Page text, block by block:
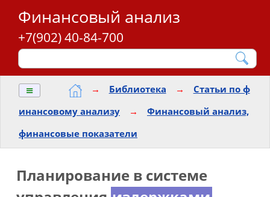
Финансовый анализ
+7(902) 40-84-700
≡ → Библиотека →
Статьи по ф
инансовому анализу
→
Финансовый анализ,
финансовые показатели
Планирование в системе